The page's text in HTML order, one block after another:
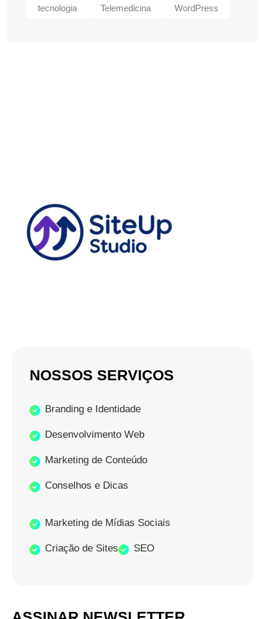
tecnologia
Telemedicina WordPress
NOSSOS SERVIÇOS
Branding e Identidade
Desenvolvimento Web
Marketing de Conteúdo
Conselhos e Dicas
Marketing de Mídias Sociais
Criação de Sites SEO